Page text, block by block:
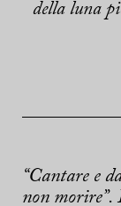
della luna
“Cantare e
non morire”.